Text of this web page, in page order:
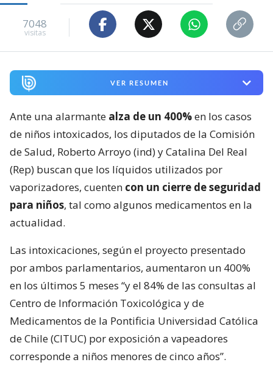
7048
visitas
VER RESUMEN
Ante una alarmante alza de un 400%en los casos
de niños intoxicados, los diputados de la Comisión
de Salud, Roberto Arroyo (ind) y Catalina Del Real
(Rep) buscan que los líquidos utilizados por
vaporizadores, cuenten con un cierre de seguridad
para niños, tal como algunos medicamentos en la
actualidad.
Las intoxicaciones, según el proyecto presentado
por ambos parlamentarios, aumentaron un 400%
en los últimos 5 meses “y el 84% de las consultas al
Centro de Información Toxicológica y de
Medicamentos de la Pontificia Universidad Católica
de Chile (CITUC) por exposición a vapeadores
corresponde a niños menores de cinco años”.